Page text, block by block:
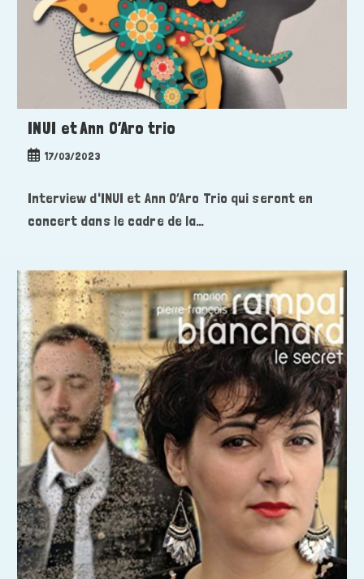
INUI et Ann O’Aro trio
Publication
17/03/2023
Interview d'INUI et Ann O’Aro Trio qui seront en
concert dans le cadre de la…